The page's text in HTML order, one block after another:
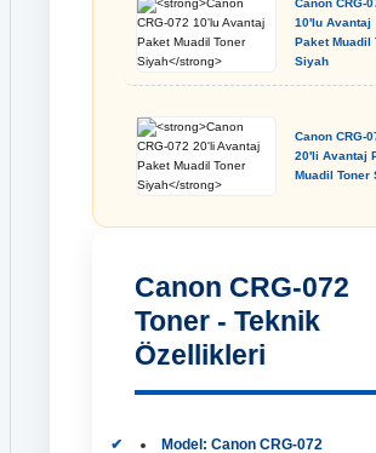
10'lu Avantaj
Paket Muadil
Siyah
Canon CRG-
20'li Avantaj
Muadil Toner
Canon CRG-072
Toner - Teknik
Özellikleri
Model: Canon CRG-072